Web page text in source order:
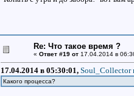
Re: Что такое время ?
« Ответ #19 от17.04.2014 в
17.04.2014 в 05:30:01, Soul_Collector
Какого процесса?